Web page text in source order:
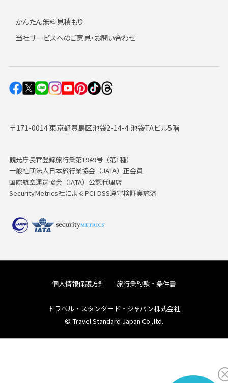
〒171-0014 東京都豊島区池袋2-14-4 池袋TAビル5階
観光庁長官登録旅行業第1949号（第1種）
一般社団法人日本旅行業協会（JATA）正会員
国際航空運送協会（IATA）公認代理店
SecurityMetrics社によるPCI DSS遵守検証実施済
かんたん無料見積もり
当社サービスへのご意見・お問い合わせ
個人情報保護方針 旅行業約款・条件書
トラベル・スタンダード・ジャパン株式会社
© Travel Standard Japan Co.,ltd.